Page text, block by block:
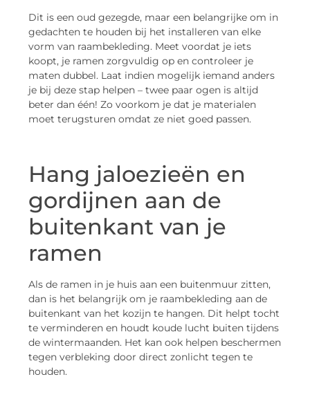
Dit is een oud gezegde, maar een belangrijke om in
gedachten te houden bij het installeren van elke
vorm van raambekleding. Meet voordat je iets
koopt, je ramen zorgvuldig op en controleer je
maten dubbel. Laat indien mogelijk iemand anders
je bij deze stap helpen – twee paar ogen is altijd
beter dan één! Zo voorkom je dat je materialen
moet terugsturen omdat ze niet goed passen.
Hang jaloezieën en
gordijnen aan de
buitenkant van je
ramen
Als de ramen in je huis aan een buitenmuur zitten,
dan is het belangrijk om je raambekleding aan de
buitenkant van het kozijn te hangen. Dit helpt tocht
te verminderen en houdt koude lucht buiten tijdens
de wintermaanden. Het kan ook helpen beschermen
tegen verbleking door direct zonlicht tegen te
houden.